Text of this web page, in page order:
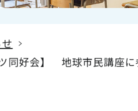
ツ同好会】 地球市民講座